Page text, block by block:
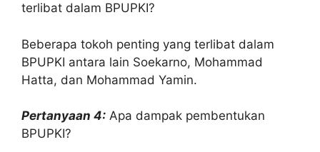
terlibat dalam BPUPKI?
Beberapa tokoh penting yang terlibat dalam
BPUPKI antara lain Soekarno, Mohammad
Hatta, dan Mohammad Yamin.
Pertanyaan 4: Apa dampak pembentukan
BPUPKI?